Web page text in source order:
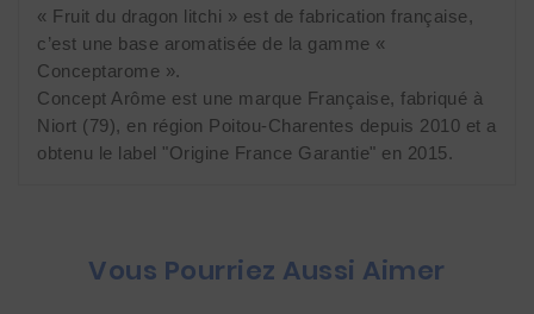
« Fruit du dragon litchi » est de fabrication française,
c’est une base aromatisée de la gamme «
Conceptarome ».
Concept Arôme est une marque Française, fabriqué à
Niort (79), en région Poitou-Charentes depuis 2010 et a
obtenu le label "Origine France Garantie" en 2015.
Vous Pourriez Aussi Aimer